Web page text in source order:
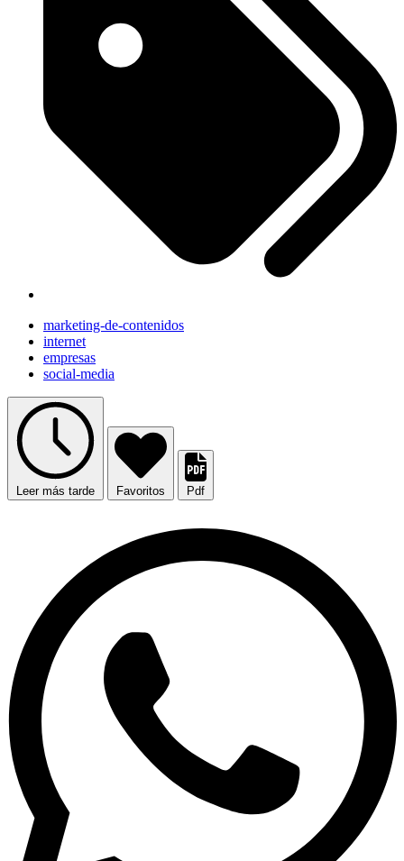
marketing-de-contenidos
internet
empresas
social-media
Leer más tarde Favoritos Pdf